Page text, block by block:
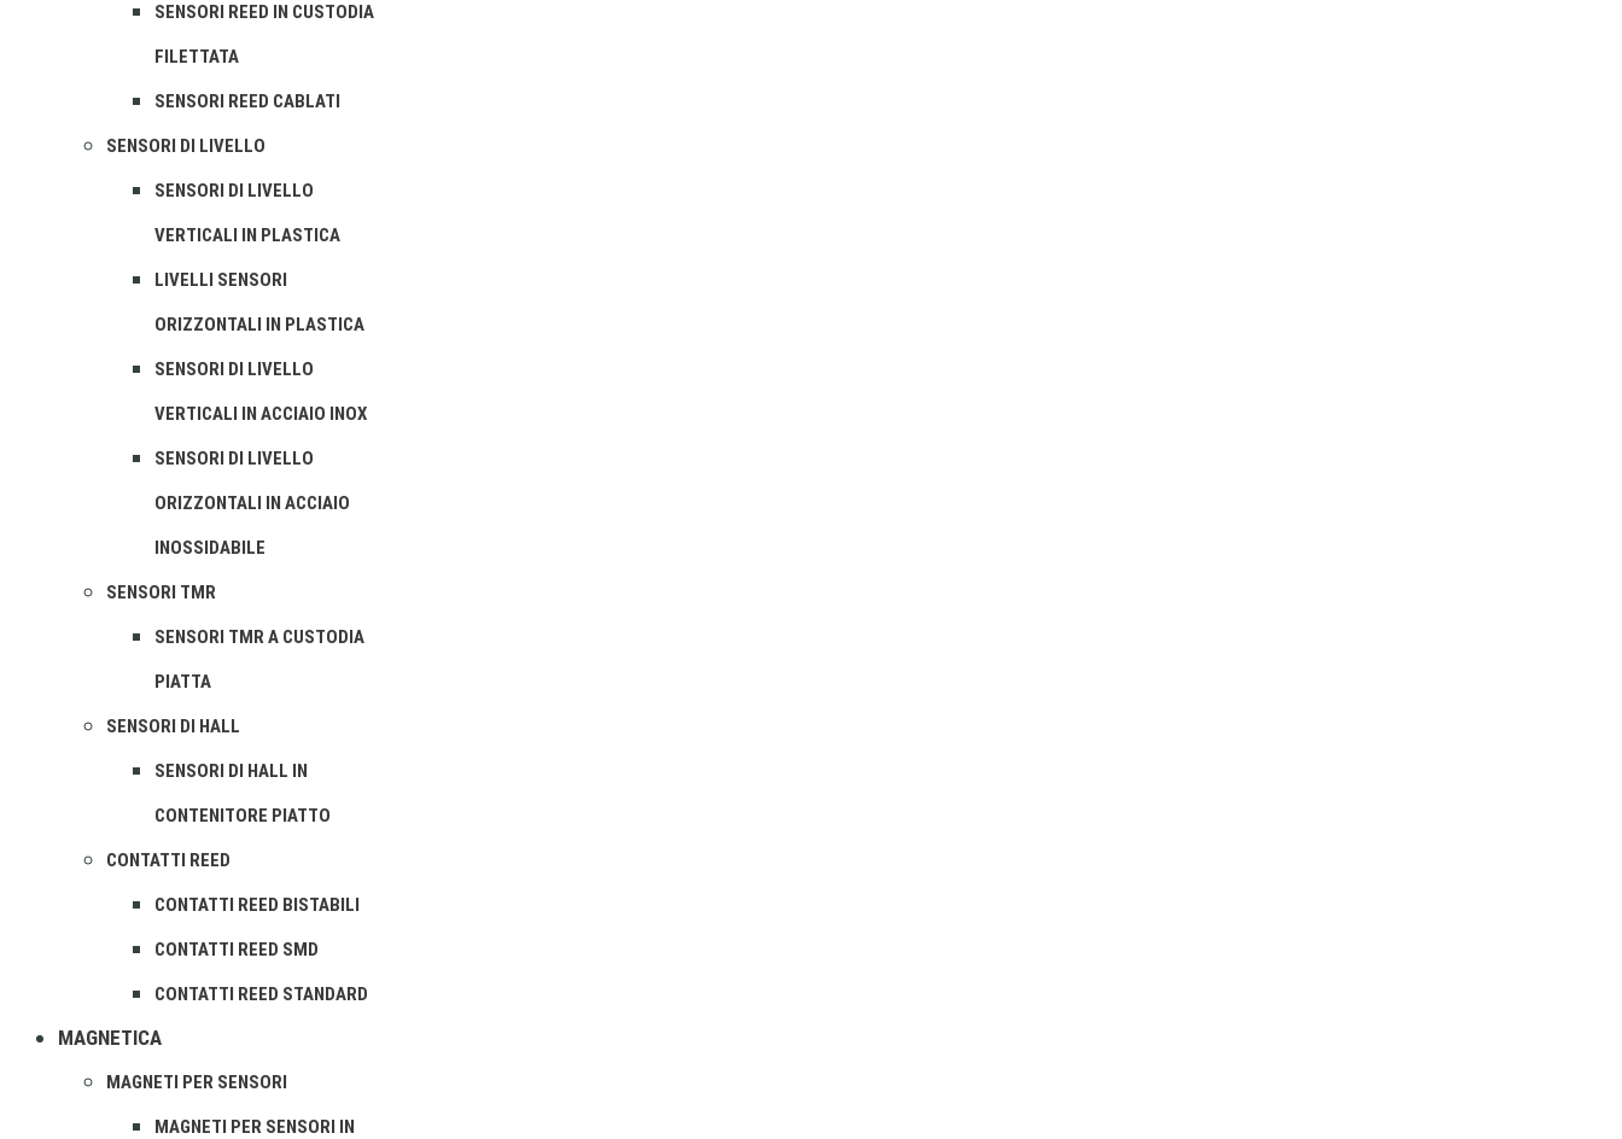
SENSORI REED IN CUSTODIA
FILETTATA
SENSORI REED CABLATI
SENSORI DI LIVELLO
SENSORI DI LIVELLO
VERTICALI IN PLASTICA
LIVELLI SENSORI
ORIZZONTALI IN PLASTICA
SENSORI DI LIVELLO
VERTICALI IN ACCIAIO INOX
SENSORI DI LIVELLO
ORIZZONTALI IN ACCIAIO
INOSSIDABILE
SENSORI TMR
SENSORI TMR A CUSTODIA
PIATTA
SENSORI DI HALL
SENSORI DI HALL IN
CONTENITORE PIATTO
CONTATTI REED
CONTATTI REED BISTABILI
CONTATTI REED SMD
CONTATTI REED STANDARD
MAGNETICA
MAGNETI PER SENSORI
MAGNETI PER SENSORI IN